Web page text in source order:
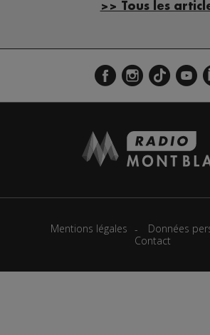
>> Tous les
Mentions légales
Données
Contact